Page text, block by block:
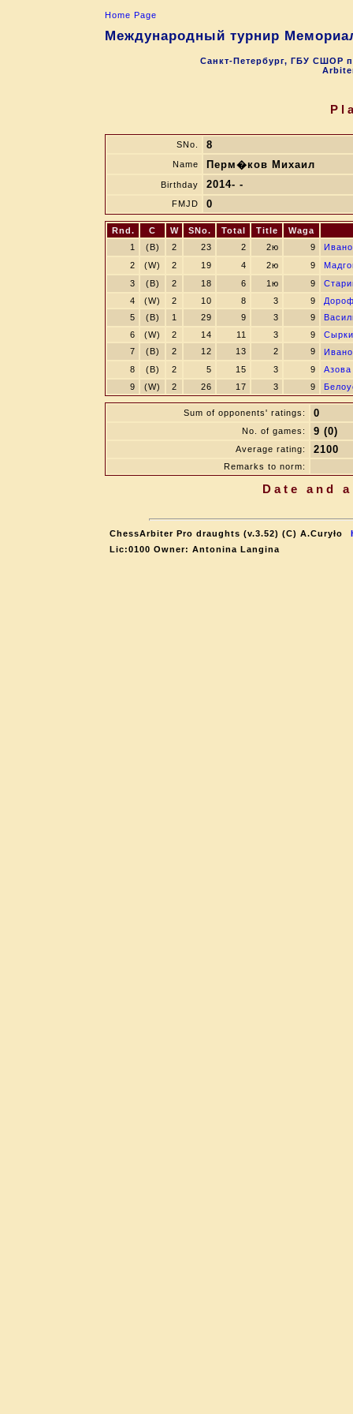
Home Page
Международный турнир
Санкт-Петербург, ГБУ СШОР
SNo. 8
Name Перм�ков Михаил
Birthday 2014- -
FMJD 0
Rnd. C W SNo. Total Title
Waga
1
(B) 2 23 2 2ю 9
2
(W) 2 19 4 2ю 9
3
(B) 2 18 6 1ю 9
4
(W) 2 10 8 3 9
5
(B) 1 29 9 3 9
6
(W) 2 14 11 3 9
7
(B) 2 12 13 2 9
8
(B) 2 5 15 3 9
9
(W) 2 26 17 3 9
Sum of opponents' ratings: 0
No. of games: 9 (0)
Average rating: 2100
Remarks to norm:
Date and
ChessArbiter Pro draughts (v.3.52) (C) A.Curyło
Lic:0100 Owner: Antonina Langina